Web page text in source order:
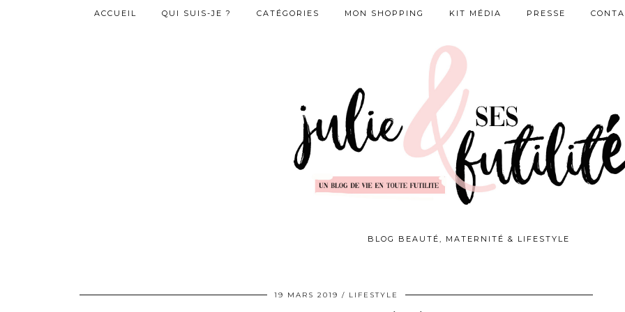
BLOG BEAUTÉ, MATERNITÉ & LIFESTYLE
ACCUEIL QUI SUIS-JE ? CATÉGORIES MON SHOPPING KIT MÉDIA PRESSE
19 MARS 2019 LIFESTYLE